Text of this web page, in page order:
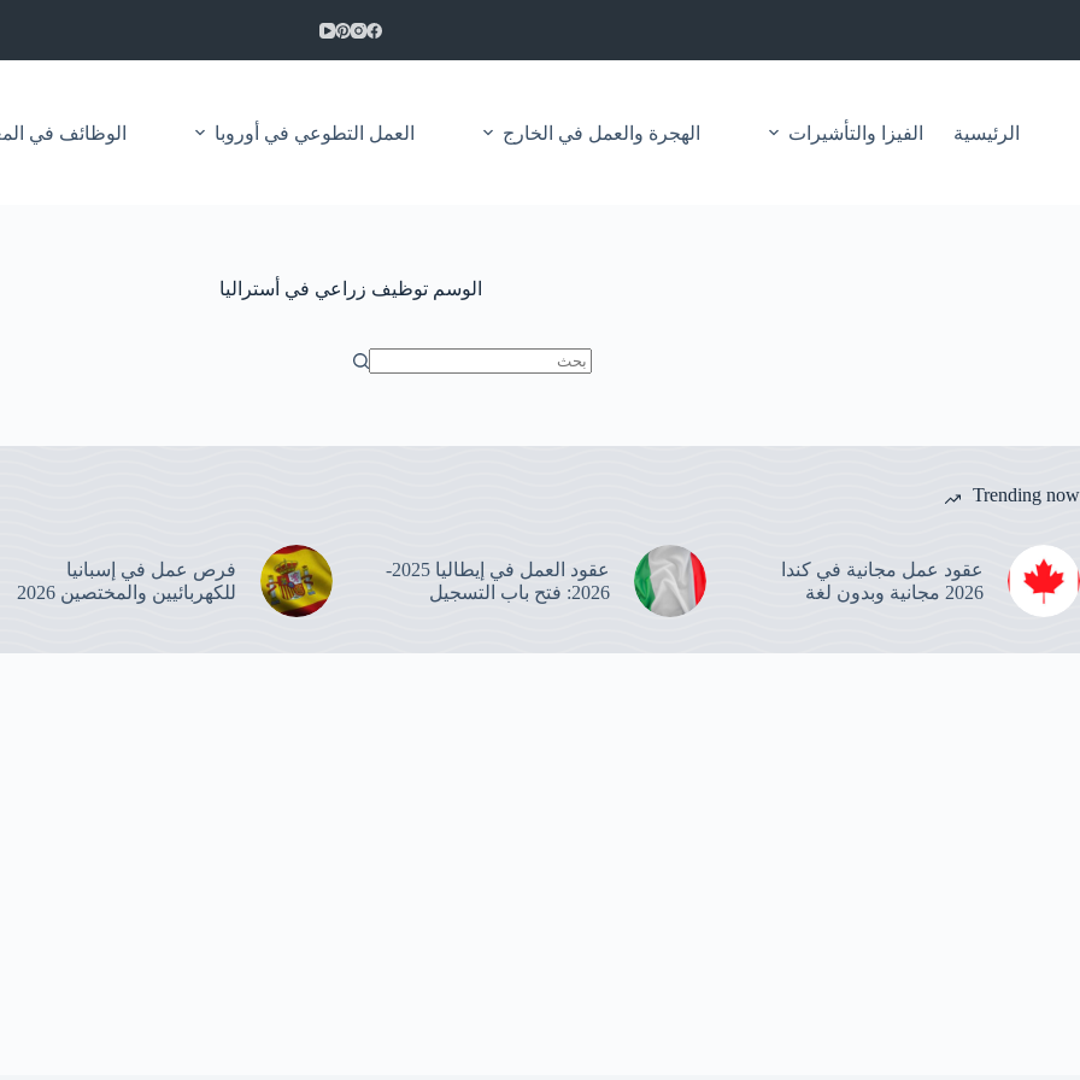
المحتوى
الرئيسية الفيزا والتأشيرات الهجرة والعمل في الخارج العمل التطوعي في أوروبا الوظائف في المغرب 2026 | مباريات التوظيف
الوسم توظيف زراعي في أستراليا
Trending now
عقود عمل مجانية في كندا
2026 مجانية وبدون لغة
عقود العمل في إيطاليا 2025-
2026: فتح باب التسجيل
فرص عمل في إسبانيا
للكهربائيين والمختصين 2026